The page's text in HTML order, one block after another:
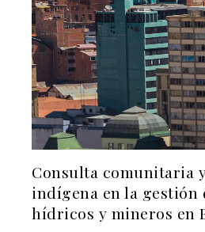
Consulta comunitaria
indígena en la gestión
hídricos y mineros en